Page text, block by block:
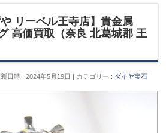
や リーベル王寺店】貴金属
高価買取（奈良 北葛城郡 王
日時 : 2024年5月19日 カテゴリー : ダイヤ宝石